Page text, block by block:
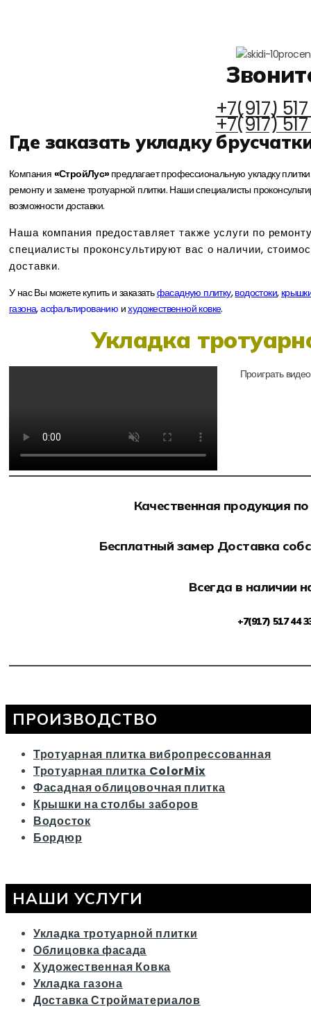
+7(917)
+7(917)
Где заказать укладку
Компания «СтройЛус»предлагает профессиональную укладку
ремонту и замене тротуарной плитки. Наши специалисты
возможности доставки.
Наша компания предоставляет также услуги по
специалисты проконсультируют вас о наличии,
доставки.
У нас Вы можете купить и заказатьфасадную плитку,водостоки,
газона,асфальтированию ихудожественной ковке.
Укладка
Проиграть видео
Качественная продукция
Бесплатный замер Доставка
Всегда в наличии
+7(917) 517 44
ПРОИЗВОДСТВО
Тротуарная плитка вибропрессованная
Тротуарная плитка ColorMix
Фасадная облицовочная плитка
Крышки на столбы заборов
Водосток
Бордюр
НАШИ УСЛУГИ
Укладка тротуарной плитки
Облицовка фасада
Художественная Ковка
Укладка газона
Доставка Стройматериалов